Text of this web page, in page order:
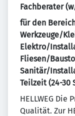
Fachberater
für den
Werkzeuge/
Elektro/
Fliesen/
Sanitär/
Teilzeit (24-30
HELLWEG
Qualität. Zur